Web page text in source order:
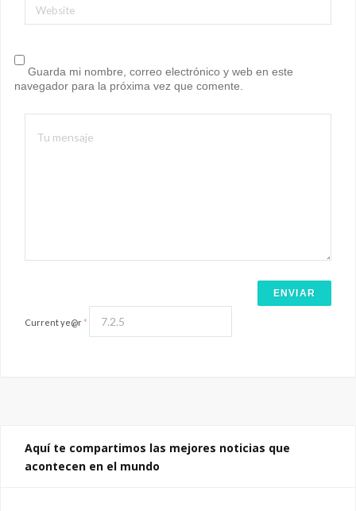
Website
Guarda mi nombre, correo electrónico y web en este
navegador para la próxima vez que comente.
Current ye@r *
Aquí te compartimos las mejores noticias que
acontecen en el mundo